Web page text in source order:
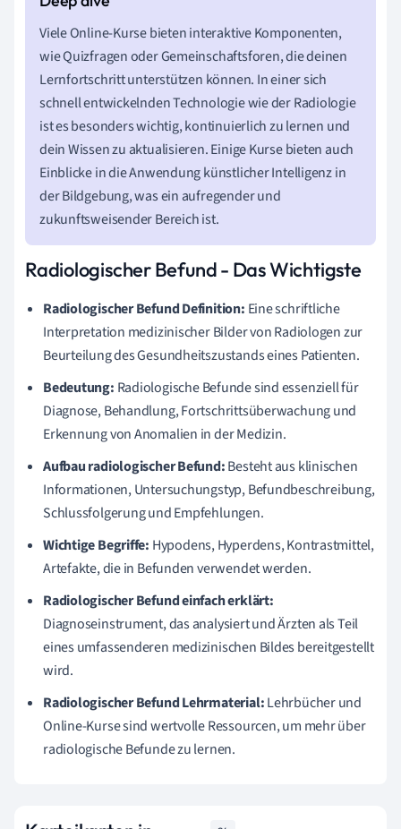
Viele Online-Kurse bieten interaktive Komponenten,
wie Quizfragen oder Gemeinschaftsforen, die deinen
Lernfortschritt unterstützen können. In einer sich
schnell entwickelnden Technologie wie der Radiologie
ist es besonders wichtig, kontinuierlich zu lernen und
dein Wissen zu aktualisieren. Einige Kurse bieten auch
Einblicke in die Anwendung künstlicher Intelligenz in
der Bildgebung, was ein aufregender und
zukunftsweisender Bereich ist.
Radiologischer Befund - Das Wichtigste
Radiologischer Befund Definition: Eine schriftliche
Interpretation medizinischer Bilder von Radiologen zur
Beurteilung des Gesundheitszustands eines Patienten.
Bedeutung: Radiologische Befunde sind essenziell für
Diagnose, Behandlung, Fortschrittsüberwachung und
Erkennung von Anomalien in der Medizin.
Aufbau radiologischer Befund:Besteht aus klinischen
Informationen, Untersuchungstyp, Befundbeschreibung,
Schlussfolgerung und Empfehlungen.
Wichtige Begriffe: Hypodens, Hyperdens, Kontrastmittel,
Artefakte, die in Befunden verwendet werden.
Radiologischer Befund einfach erklärt:
Diagnoseinstrument, das analysiert und Ärzten als Teil
eines umfassenderen medizinischen Bildes bereitgestellt
wird.
Radiologischer Befund Lehrmaterial:Lehrbücher und
Online-Kurse sind wertvolle Ressourcen, um mehr über
radiologische Befunde zu lernen.